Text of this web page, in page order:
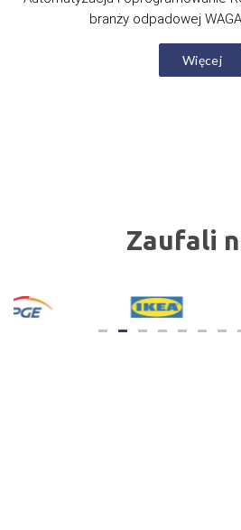
branży odpadowej
Więcej
Zaufali